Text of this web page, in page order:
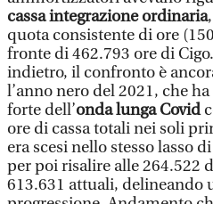
cassa integrazione ordinaria
quota consistente di ore
fronte di 462.793 ore di
indietro, il confronto è
l’anno nero del 2021, che
forte dell’onda lunga Covid
ore di cassa totali nei soli
era scesi nello stesso lasso
per poi risalire alle 264.522
613.631 attuali, delineando